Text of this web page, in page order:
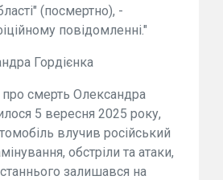
(посмертно), -
повідомленні."
Гордієнка
смерть Олександра
5 вересня 2025 року,
влучив російський
обстріли та атаки,
залишався на